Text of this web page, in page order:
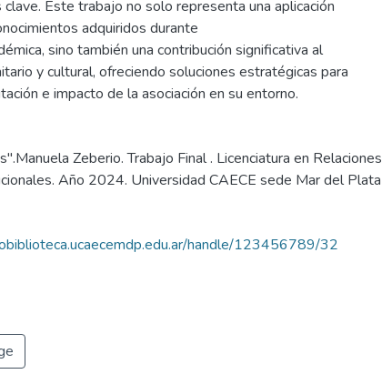
Este trabajo no solo representa una aplicación
adquiridos durante
sino también una contribución significativa al
y cultural, ofreciendo soluciones estratégicas para
e impacto de la asociación en su entorno.
Zeberio. Trabajo Final . Licenciatura en Relaciones
Año 2024. Universidad CAECE sede Mar del Plata
handle/123456789/32